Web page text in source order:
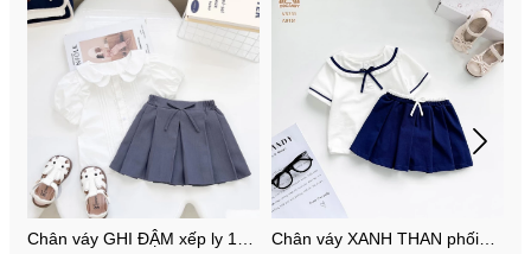
Chân váy GHI ĐẬM xếp ly 1
Chân váy XANH THAN phối